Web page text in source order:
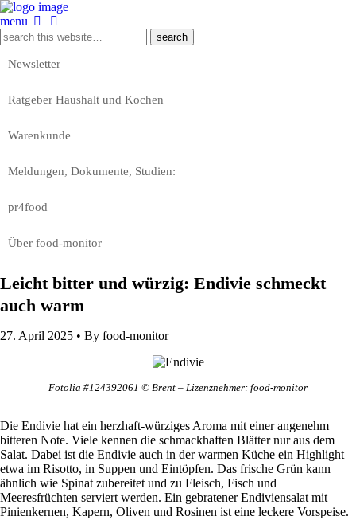
menu
Newsletter
Ratgeber Haushalt und Kochen
Warenkunde
Meldungen, Dokumente, Studien:
pr4food
Über food-monitor
Leicht bitter und würzig: Endivie schmeckt
auch warm
27. April 2025 • By food-monitor
Fotolia #124392061 © Brent – Lizenznehmer: food-monitor
Die Endivie hat ein herzhaft-würziges Aroma mit einer angenehm
bitteren Note. Viele kennen die schmackhaften Blätter nur aus dem
Salat. Dabei ist die Endivie auch in der warmen Küche ein Highlight –
etwa im Risotto, in Suppen und Eintöpfen. Das frische Grün kann
ähnlich wie Spinat zubereitet und zu Fleisch, Fisch und
Meeresfrüchten serviert werden. Ein gebratener Endiviensalat mit
Pinienkernen, Kapern, Oliven und Rosinen ist eine leckere Vorspeise.